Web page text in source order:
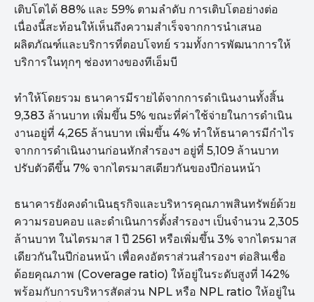
เติบโตได้ 88% และ 59% ตามลำดับ การเติบโตอย่างต่อ
เนื่องนี้สะท้อนให้เห็นถึงความสำเร็จจากการนำเสนอ
ผลิตภัณฑ์และบริการที่ตอบโจทย์ รวมทั้งการพัฒนาการให้
บริการในทุกๆ ช่องทางของทีเอ็มบี
ทำให้โดยรวม ธนาคารมีรายได้จากการดำเนินงานทั้งสิ้น
9,383 ล้านบาท เพิ่มขึ้น 5% ขณะที่ค่าใช้จ่ายในการดำเนิน
งานอยู่ที่ 4,265 ล้านบาท เพิ่มขึ้น 4% ทำให้ธนาคารมีกำไร
จากการดำเนินงานก่อนหักสำรองฯ อยู่ที่ 5,109 ล้านบาท
ปรับตัวดีขึ้น 7% จากไตรมาสเดียวกันของปีก่อนหน้า
ธนาคารยังคงดำเนินธุรกิจและบริหารคุณภาพสินทรัพย์ด้วย
ความรอบคอบ และดำเนินการตั้งสำรองฯ เป็นจำนวน 2,305
ล้านบาท ในไตรมาส 1 ปี 2561 หรือเพิ่มขึ้น 3% จากไตรมาส
เดียวกันในปีก่อนหน้า เพื่อคงอัตราส่วนสำรองฯ ต่อสินเชื่อ
ด้อยคุณภาพ (Coverage ratio) ให้อยู่ในระดับสูงที่ 142%
พร้อมกับการบริหารสัดส่วน NPL หรือ NPL ratio ให้อยู่ใน